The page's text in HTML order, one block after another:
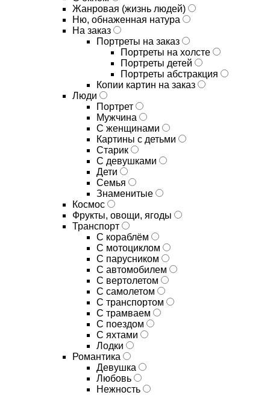
Жанровая (жизнь людей)
Ню, обнаженная натура
На заказ
Портреты на заказ
Портреты на холсте
Портреты детей
Портреты абстракция
Копии картин на заказ
Люди
Портрет
Мужчина
С женщинами
Картины с детьми
Старик
С девушками
Дети
Семья
Знаменитые
Космос
Фрукты, овощи, ягоды
Транспорт
С кораблём
С мотоциклом
С парусником
С автомобилем
С вертолетом
С самолетом
С транспортом
С трамваем
С поездом
С яхтами
Лодки
Романтика
Девушка
Любовь
Нежность